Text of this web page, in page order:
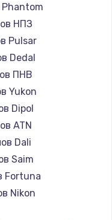
НПЗ
Pulsar
Dedal
ПНВ
Yukon
Dipol
ATN
Dali
Saim
Fortuna
Nikon